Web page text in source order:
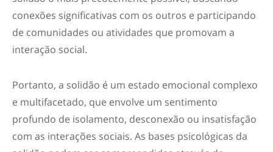
conexões significativas com os outros e participando
de comunidades ou atividades que promovam a
interação social.
Portanto, a solidão é um estado emocional complexo
e multifacetado, que envolve um sentimento
profundo de isolamento, desconexão ou insatisfação
com as interações sociais. As bases psicológicas da